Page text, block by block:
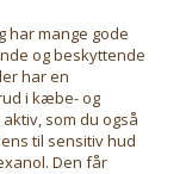
har mange gode
og beskyttende
har en
i kæbe- og
som du også
til sensitiv hud
Den får